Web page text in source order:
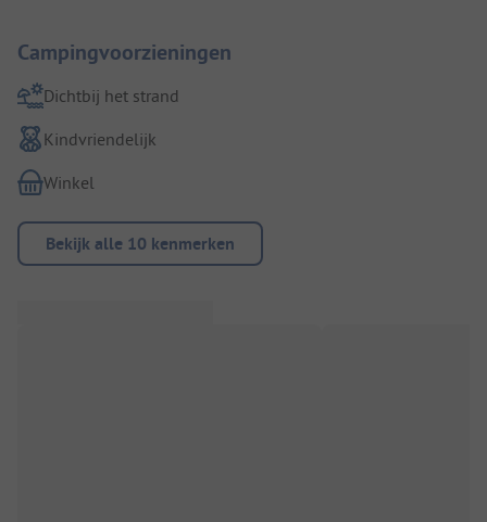
Campingvoorzieningen
Dichtbij het strand
Kindvriendelijk
Winkel
Bekijk alle 10 kenmerken